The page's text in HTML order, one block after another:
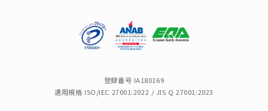
登録番号 IA180169
適用規格 ISO/IEC 27001:2022 / JIS Q 27001:2023